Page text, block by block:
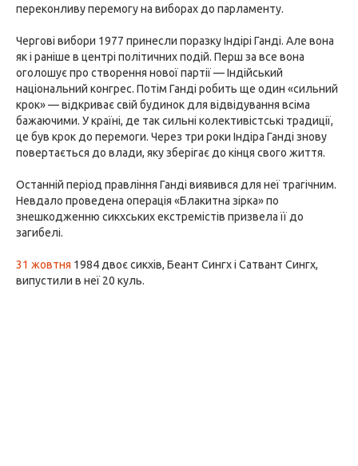
переконливу перемогу на виборах до парламенту.
Чергові вибори 1977 принесли поразку Індірі Ганді. Але вона
як і раніше в центрі політичних подій. Перш за все вона
оголошує про створення нової партії — Індійський
національний конгрес. Потім Ганді робить ще один «сильний
крок» — відкриває свій будинок для відвідування всіма
бажаючими. У країні, де так сильні колективістські традиції,
це був крок до перемоги. Через три роки Індіра Ганді знову
повертається до влади, яку зберігає до кінця свого життя.
Останній період правління Ганді виявився для неї трагічним.
Невдало проведена операція «Блакитна зірка» по
знешкодженню сикхських екстремістів призвела її до
загибелі.
31 жовтня 1984 двоє сикхів, Беант Сингх і Сатвант Сингх,
випустили в неї 20 куль.